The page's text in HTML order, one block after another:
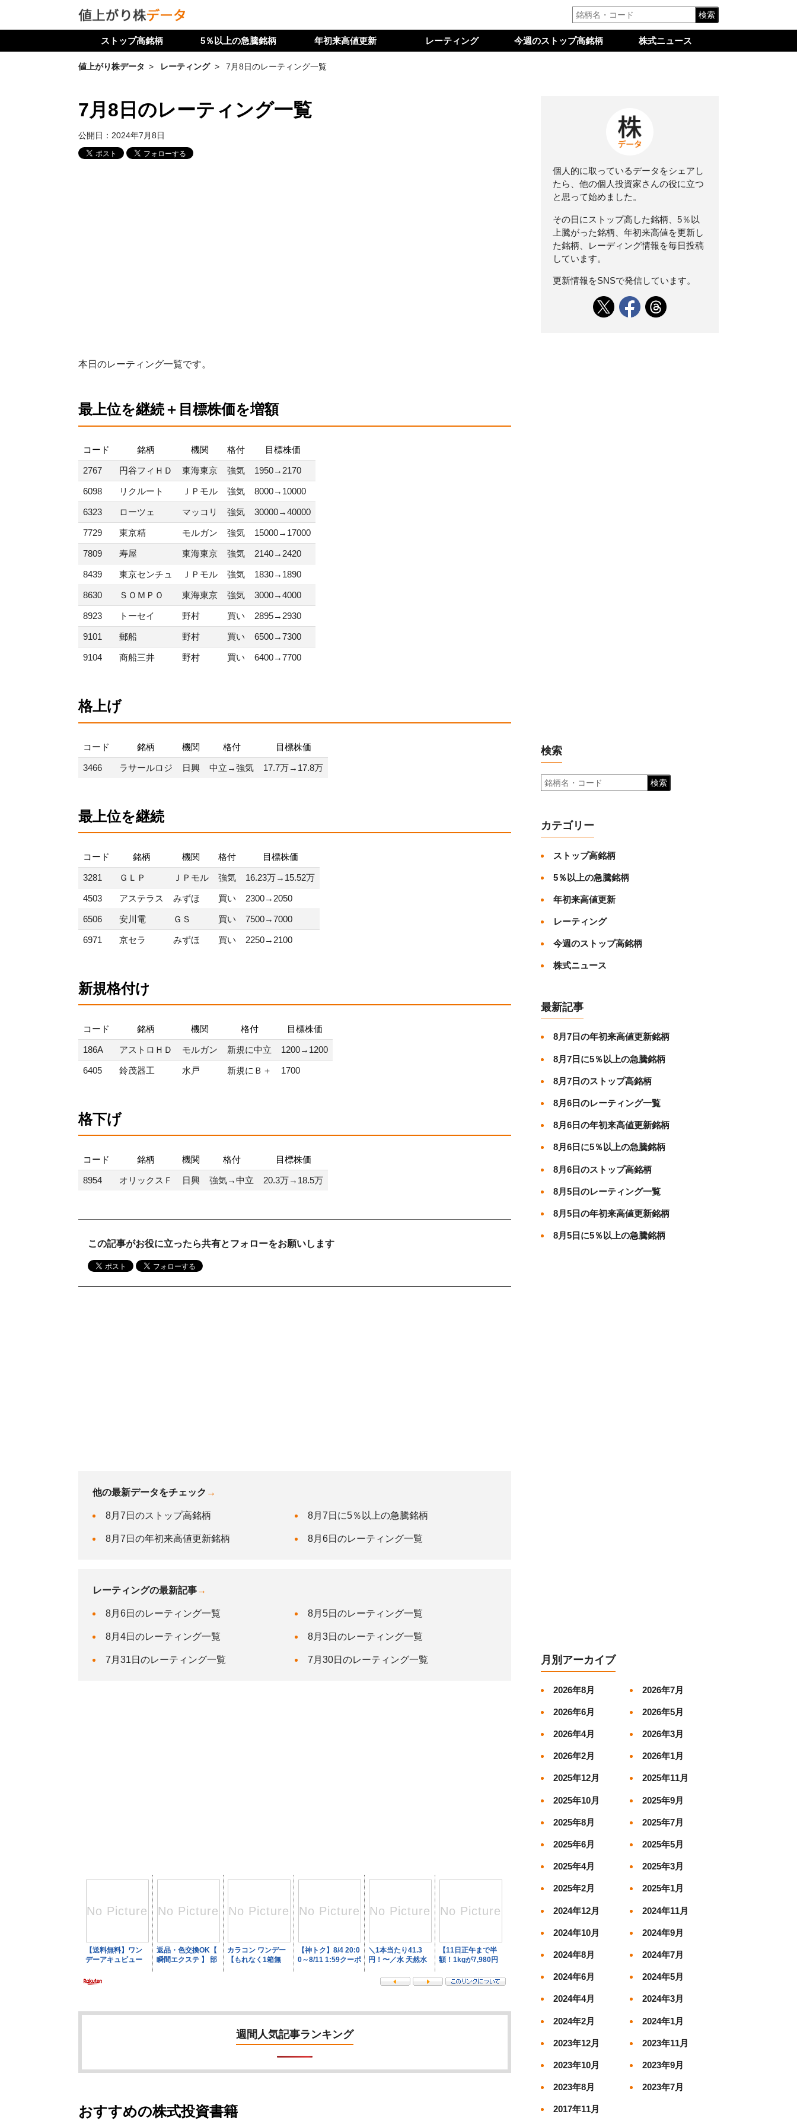
検索
ストップ高銘柄 5％以上の急騰銘柄 年初来高値更新 レーティング 今週のストップ高銘柄 株式ニュース
値上がり株データ レーティング 7月8日のレーティング一覧
7月8日のレーティング一覧
公開日： 2024年7月8日
本日のレーティング一覧です。
最上位を継続＋目標株価を増額
コード 銘柄 機関 格付 目標株価
2767 円谷フィＨＤ 東海東京 強気 1950→2170
6098 リクルート ＪＰモル 強気 8000→10000
6323 ローツェ マッコリ 強気 30000→40000
7729 東京精 モルガン 強気 15000→17000
7809 寿屋 東海東京 強気 2140→2420
8439 東京センチュ ＪＰモル 強気 1830→1890
8630 ＳＯＭＰＯ 東海東京 強気 3000→4000
8923 トーセイ 野村 買い 2895→2930
9101 郵船 野村 買い 6500→7300
9104 商船三井 野村 買い 6400→7700
格上げ
コード 銘柄 機関 格付 目標株価
3466 ラサールロジ 日興 中立→強気 17.7万→17.8万
最上位を継続
コード 銘柄 機関 格付 目標株価
3281 ＧＬＰ ＪＰモル 強気 16.23万→15.52万
4503 アステラス みずほ 買い 2300→2050
6506 安川電 ＧＳ 買い 7500→7000
6971 京セラ みずほ 買い 2250→2100
新規格付け
コード 銘柄 機関 格付 目標株価
186A アストロＨＤ モルガン 新規に中立 1200→1200
6405 鈴茂器工 水戸 新規にＢ＋ 1700
格下げ
コード 銘柄 機関 格付 目標株価
8954 オリックスＦ 日興 強気→中立 20.3万→18.5万
この記事がお役に立ったら共有とフォローをお願いします
他の最新データをチェック →
8月7日のストップ高銘柄 8月7日に5％以上の急騰銘柄
8月7日の年初来高値更新銘柄 8月6日のレーティング一覧
レーティングの最新記事→
8月6日のレーティング一覧 8月5日のレーティング一覧
8月4日のレーティング一覧 8月3日のレーティング一覧
7月31日のレーティング一覧 7月30日のレーティング一覧
週間人気記事ランキング
おすすめの株式投資書籍
個人的に取っているデータをシェアし
たら、他の個人投資家さんの役に立つ
と思って始めました。
その日にストップ高した銘柄、5％以
上騰がった銘柄、年初来高値を更新し
た銘柄、レーディング情報を毎日投稿
しています。
更新情報をSNSで発信しています。
検索
検索
カテゴリー
ストップ高銘柄
5％以上の急騰銘柄
年初来高値更新
レーティング
今週のストップ高銘柄
株式ニュース
最新記事
8月7日の年初来高値更新銘柄
8月7日に5％以上の急騰銘柄
8月7日のストップ高銘柄
8月6日のレーティング一覧
8月6日の年初来高値更新銘柄
8月6日に5％以上の急騰銘柄
8月6日のストップ高銘柄
8月5日のレーティング一覧
8月5日の年初来高値更新銘柄
8月5日に5％以上の急騰銘柄
月別アーカイブ
2026年8月 2026年7月
2026年6月 2026年5月
2026年4月 2026年3月
2026年2月 2026年1月
2025年12月 2025年11月
2025年10月 2025年9月
2025年8月 2025年7月
2025年6月 2025年5月
2025年4月 2025年3月
2025年2月 2025年1月
2024年12月 2024年11月
2024年10月 2024年9月
2024年8月 2024年7月
2024年6月 2024年5月
2024年4月 2024年3月
2024年2月 2024年1月
2023年12月 2023年11月
2023年10月 2023年9月
2023年8月 2023年7月
2017年11月